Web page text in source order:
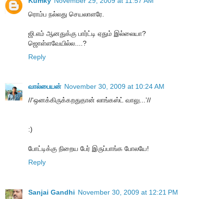
ரொம்ப நல்லது செயலாளரே.
ஜி.எம் ஆனதுக்கு பார்ட்டி ஏதும் இல்லையா?
ஜொள்ளவேயில்ல....?
Reply
வால்பையன் November 30, 2009 at 10:24 AM
//‘ஒனக்கிருக்கறதுதான் லாங்கஸ்ட் வாலு...’//
:)
போட்டிக்கு நிறைய பேர் இருப்பாங்க போலயே!
Reply
Sanjai Gandhi November 30, 2009 at 12:21 PM